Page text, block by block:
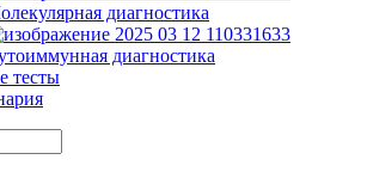
диагностика
диагностика
тесты